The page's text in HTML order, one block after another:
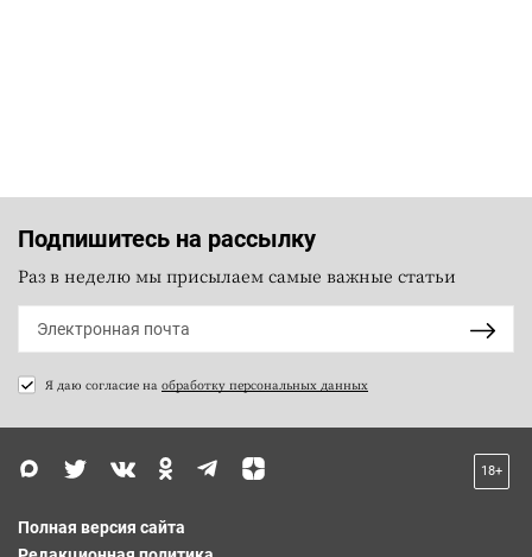
Подпишитесь на рассылку
Раз в неделю мы присылаем самые важные статьи
Я даю согласие на обработку персональных данных
18+
Полная версия сайта